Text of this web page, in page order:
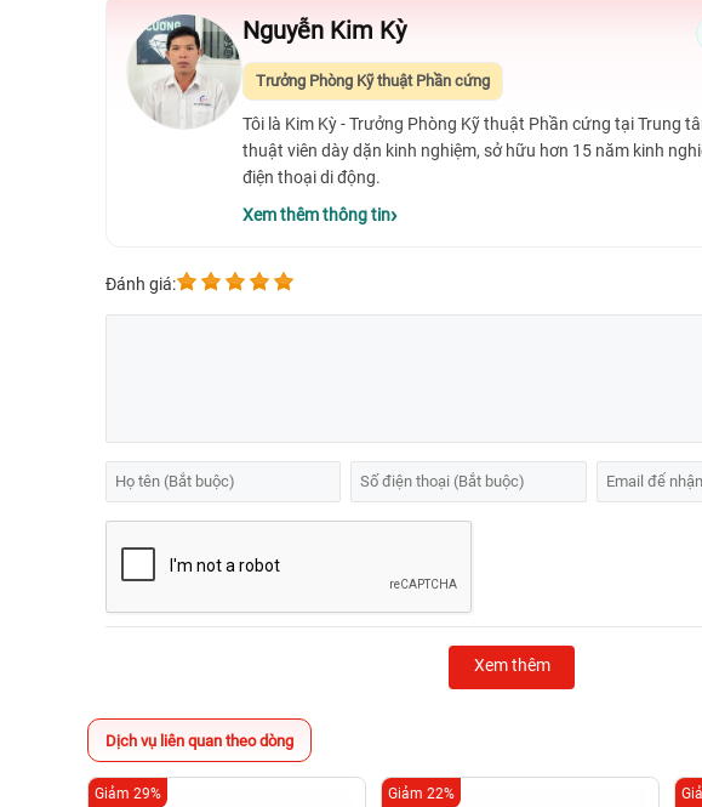
Nguyễn Kim Kỳ
Trưởng Phòng Kỹ thuật Phần cứng
Tôi là Kim Kỳ - Trưởng Phòng Kỹ thuật Phần cứng tại Trung
thuật viên dày dặn kinh nghiệm, sở hữu hơn 15 năm kinh
điện thoại di động.
Xem thêm thông tin
Đánh giá:
Xem thêm
Dịch vụ liên quan theo dòng
Giảm 29% Giảm 22%